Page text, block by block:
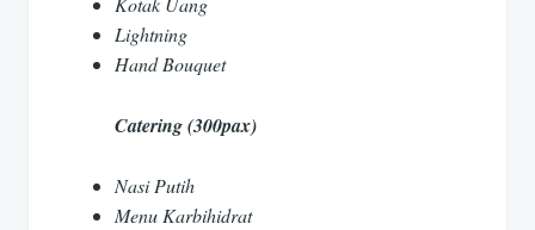
Lightning
Hand Bouquet
Catering (300pax)
Nasi Putih
Menu Karbihidrat